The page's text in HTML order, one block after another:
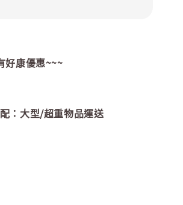
好康優惠~~~
：大型/超重物品運送